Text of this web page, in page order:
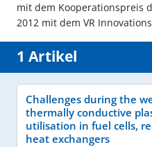
mit dem Kooperationspreis
2012 mit dem VR
1 Artikel
Challenges during the
thermally conductive
utilisation in fuel cells,
heat exchangers